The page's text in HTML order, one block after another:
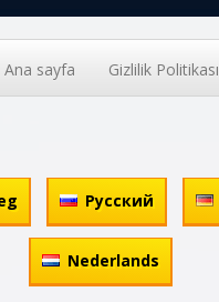
Ana sayfa Gizlilik Politikası
Русский
Nederlands